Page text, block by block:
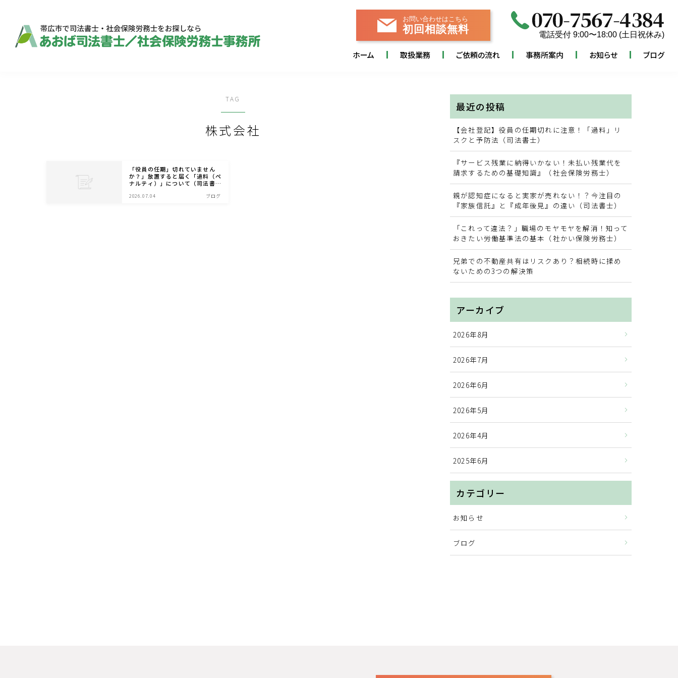
ホーム 取扱業務 ご依頼の流れ 事務所案内 お知らせ ブログ
お問い合わせはこちら
初回相談無料 電話受付 9:00〜18:00 (土日祝休み)
TAG
株式会社
「役員の任期」切れていません
か？」放置すると届く「過料（ペ
ナルティ）」について（司法書
2026.07.04 ブログ
最近の投稿
【会社登記】役員の任期切れに注意！「過料」リ
スクと予防法（司法書士）
『サービス残業に納得いかない！未払い残業代を
請求するための基礎知識』（社会保険労務士）
親が認知症になると実家が売れない！？今注目の
『家族信託』と『成年後見』の違い（司法書士）
「これって違法？」職場のモヤモヤを解消！知って
おきたい労働基準法の基本（社かい保険労務士）
兄弟での不動産共有はリスクあり？相続時に揉め
ないための3つの解決策
アーカイブ
2026年8月
2026年7月
2026年6月
2026年5月
2026年4月
2025年6月
カテゴリー
お知らせ
ブログ